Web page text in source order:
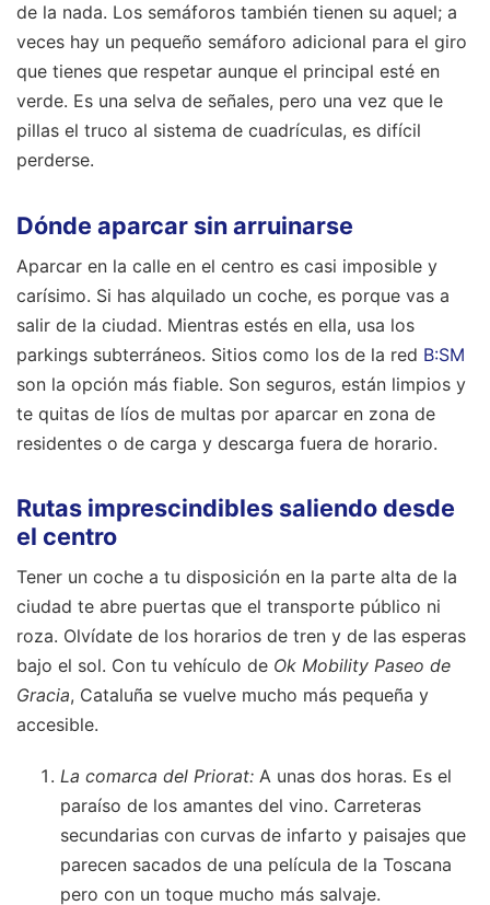
de la nada. Los semáforos también tienen su aquel; a
veces hay un pequeño semáforo adicional para el giro
que tienes que respetar aunque el principal esté en
verde. Es una selva de señales, pero una vez que le
pillas el truco al sistema de cuadrículas, es difícil
perderse.
Dónde aparcar sin arruinarse
Aparcar en la calle en el centro es casi imposible y
carísimo. Si has alquilado un coche, es porque vas a
salir de la ciudad. Mientras estés en ella, usa los
parkings subterráneos. Sitios como los de la red B:SM
son la opción más fiable. Son seguros, están limpios y
te quitas de líos de multas por aparcar en zona de
residentes o de carga y descarga fuera de horario.
Rutas imprescindibles saliendo desde
el centro
Tener un coche a tu disposición en la parte alta de la
ciudad te abre puertas que el transporte público ni
roza. Olvídate de los horarios de tren y de las esperas
bajo el sol. Con tu vehículo de Ok Mobility Paseo de
Gracia, Cataluña se vuelve mucho más pequeña y
accesible.
La comarca del Priorat: A unas dos horas. Es el
paraíso de los amantes del vino. Carreteras
secundarias con curvas de infarto y paisajes que
parecen sacados de una película de la Toscana
pero con un toque mucho más salvaje.